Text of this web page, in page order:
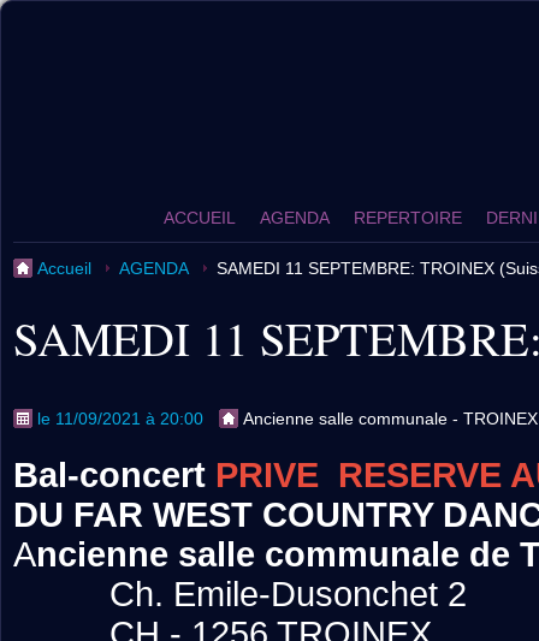
ACCUEIL AGENDA REPERTOIRE
Accueil AGENDA SAMEDI 11 SEPTEMBRE: TROINEX
SAMEDI 11
le 11/09/2021 à 20:00 Ancienne salle communale - TROINEX
Bal-concert PRIVE RESERVE
DU FAR WEST COUNTRY
Ancienne salle communale de
Ch. Emile-Dusonchet 2